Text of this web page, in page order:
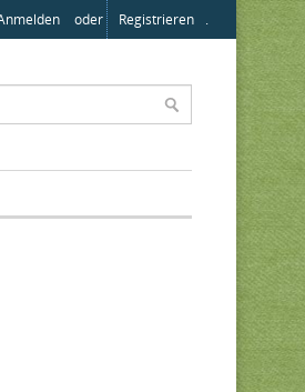
oder Registrieren .